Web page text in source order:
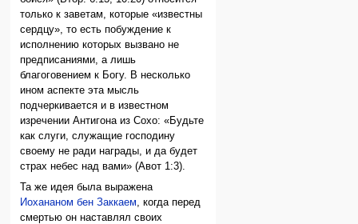
только к заветам, которые «известны
сердцу», то есть побуждение к
исполнению которых вызвано не
предписаниями, а лишь
благоговением к Богу. В несколько
ином аспекте эта мысль
подчеркивается и в известном
изречении Антигона из Сохо: «Будьте
как слуги, служащие господину
своему не ради награды, и да будет
страх небес над вами» (Авот 1:3).
Та же идея была выражена
Иохананом бен Заккаем , когда перед
смертью он наставлял своих